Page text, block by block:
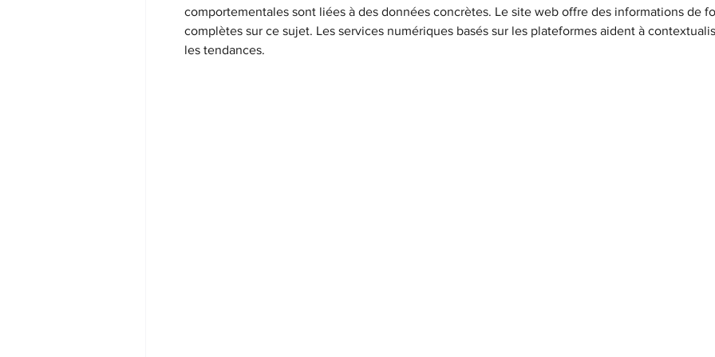
comportementales sont liées à des données concrètes. Le site web offre des informations de
complètes sur ce sujet. Les services numériques basés sur les plateformes aident à
les tendances.